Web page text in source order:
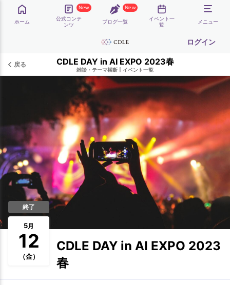
ホーム
New
公式コンテ
ンツ
New
ブログ一覧
イベント一
覧
メニュー
ログイン
戻る CDLE DAY in AI EXPO 2023春
雑談・テーマ横断 イベント一覧
終了
5月
12
（金）
CDLE DAY in AI EXPO 2023
春